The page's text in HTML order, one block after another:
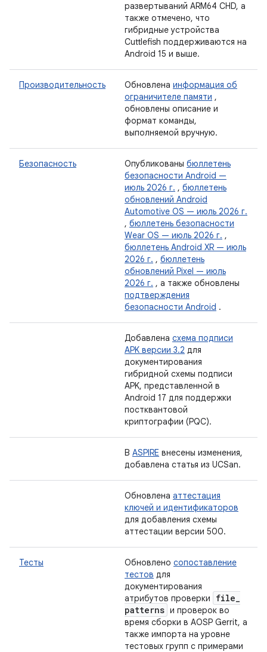
развертываний ARM64 CHD, а
также отмечено, что
гибридные устройства
Cuttlefish поддерживаются на
Android 15 и выше.
Производительность Обновлена ​​информация об
ограничителе памяти ,
обновлены описание и
формат команды,
выполняемой вручную.
Безопасность Опубликованы бюллетень
безопасности Android —
июль 2026 г. , бюллетень
обновлений Android
Automotive OS — июль 2026 г.
, бюллетень безопасности
Wear OS — июль 2026 г. ,
бюллетень Android XR — июль
2026 г. , бюллетень
обновлений Pixel — июль
2026 г. , а также обновлены
подтверждения
безопасности Android .
Добавлена ​​схема подписи
APK версии 3.2 для
документирования
гибридной схемы подписи
APK, представленной в
Android 17 для поддержки
постквантовой
криптографии (PQC).
В ASPIRE внесены изменения,
добавлена ​​статья из UCSan.
Обновлена ​​аттестация
ключей и идентификаторов
для добавления схемы
аттестации версии 500.
Тесты Обновлено сопоставление
тестов для
документирования
атрибутов проверки
file_
patterns и проверок во
время сборки в AOSP Gerrit, а
также импорта на уровне
тестовых групп с примерами